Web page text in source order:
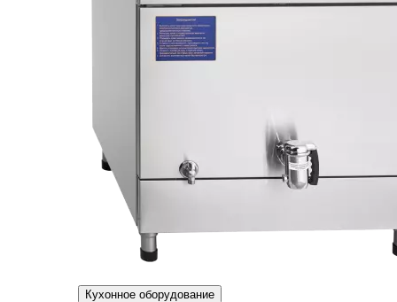
Кухонное оборудование